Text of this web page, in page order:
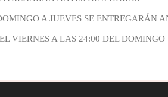
A JUEVES SE ENTREGARÁN
VIERNES A LAS 24:00 DEL